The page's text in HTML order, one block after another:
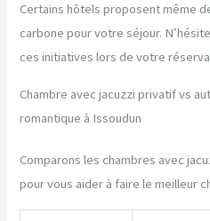
Certains hôtels proposent même
carbone pour votre séjour.
ces initiatives lors de votre
Chambre avec jacuzzi privatif vs
romantique à Issoudun
Comparons les chambres avec
pour vous aider à faire le meilleur